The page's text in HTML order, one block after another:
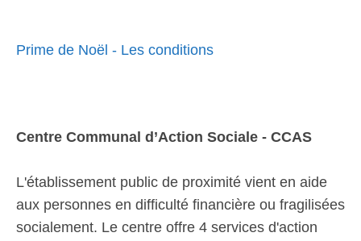
Prime de Noël - Les conditions
Centre Communal d’Action Sociale - CCAS
L'établissement public de proximité vient en aide
aux personnes en difficulté financière ou fragilisées
socialement. Le centre offre 4 services d'action